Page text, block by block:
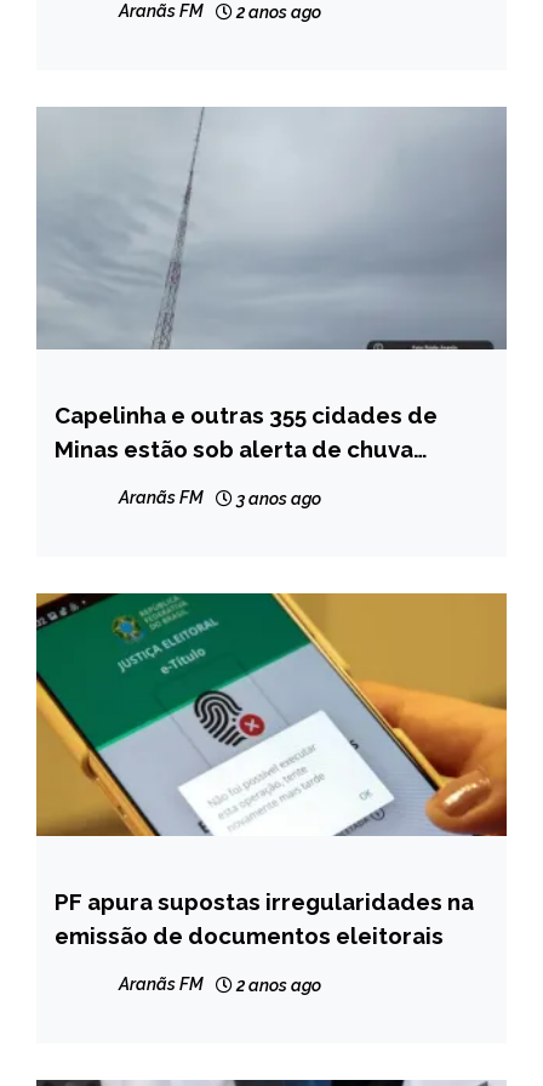
Aranãs FM 2 anos ago
CAPELINHA
MINAS
Capelinha e outras 355 cidades de
Minas estão sob alerta de chuva
Aranãs FM 3 anos ago
BRASIL
NOTÍCIAS
PF apura supostas irregularidades na
emissão de documentos eleitorais
Aranãs FM 2 anos ago